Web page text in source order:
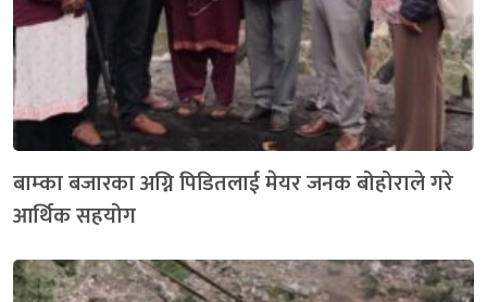
बाम्का बजारका अग्नि पिडितलाई मेयर जनक बोहोराले गरे
आर्थिक सहयोग